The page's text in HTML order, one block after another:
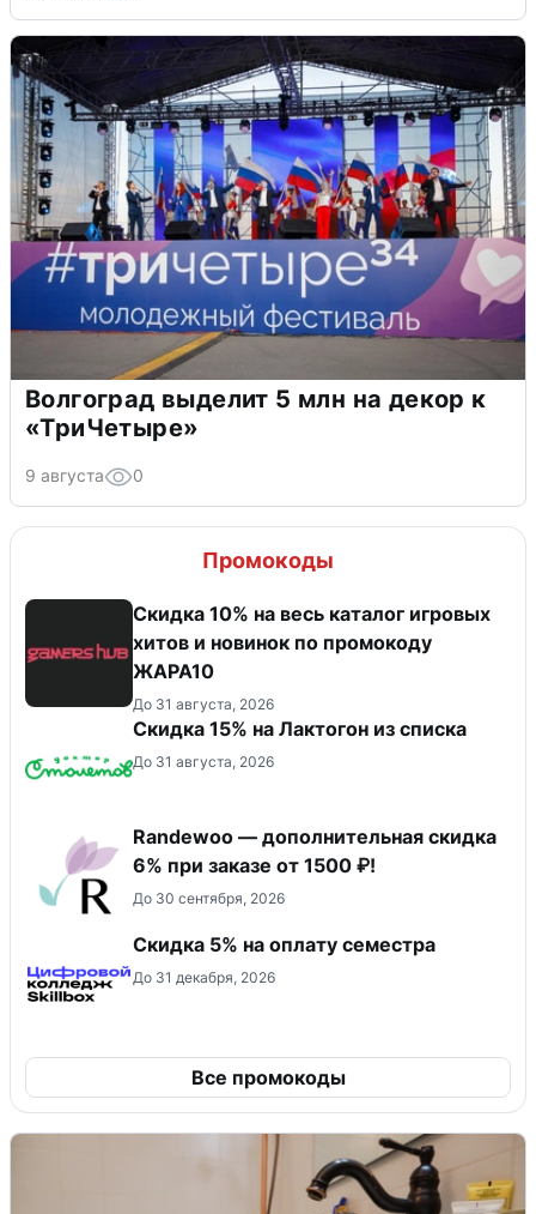
Волгоград выделит 5 млн на декор к
«ТриЧетыре»
9 августа 0
Промокоды
Скидка 10% на весь каталог игровых
хитов и новинок по промокоду
ЖАРА10
До 31 августа, 2026
Скидка 15% на Лактогон из списка
До 31 августа, 2026
Randewoo — дополнительная скидка
6% при заказе от 1500 ₽!
До 30 сентября, 2026
Скидка 5% на оплату семестра
До 31 декабря, 2026
Все промокоды